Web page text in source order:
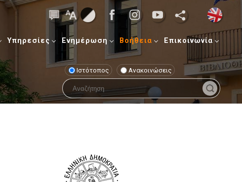
Υπηρεσίες Ενημέρωση Βοήθεια Επικοινωνία
Ιστότοπος Ανακοινώσεις